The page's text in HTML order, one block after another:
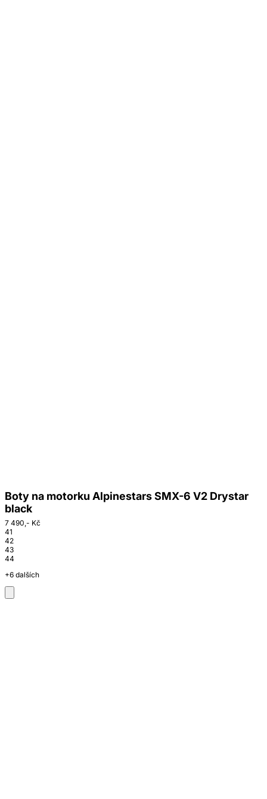
Boty na motorku Alpinestars SMX-6 V2 Drystar
black
7 490,- Kč
41
42
43
44
+6 dalších